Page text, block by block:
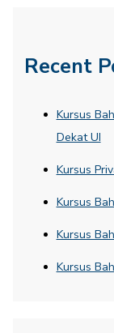
Recent
Kursus
Dekat UI
Kursus
Kursus
Kursus
Kursus